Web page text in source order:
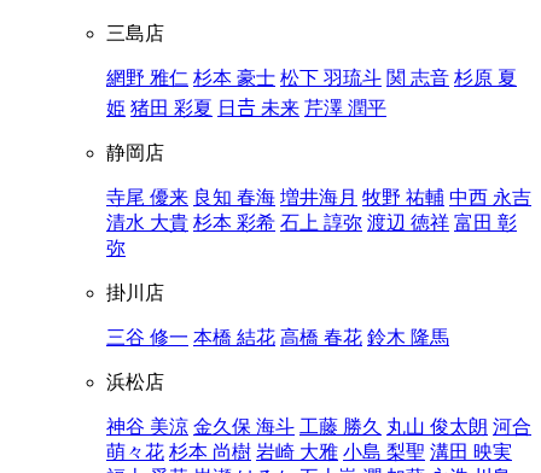
三島店
網野 雅仁 杉本 豪士 松下 羽琉斗 関 志音 杉原 夏
姫 猪田 彩夏 日𠮷 未来 芹澤 潤平
静岡店
寺尾 優来 良知 春海 増井海月 牧野 祐輔 中西 永吉
清水 大貴 杉本 彩希 石上 諄弥 渡辺 徳祥 富田 彰
弥
掛川店
三谷 修一 本橋 結花 高橋 春花 鈴木 隆馬
浜松店
神谷 美涼 金久保 海斗 工藤 勝久 丸山 俊太朗 河合
萌々花 杉本 尚樹 岩崎 大雅 小島 梨聖 溝田 映実